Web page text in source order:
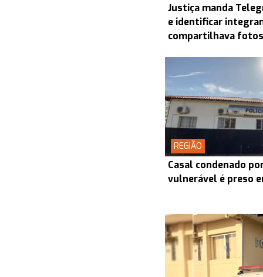
Justiça manda
e identificar
compartilhava
REGIÃO
Casal condenado
vulnerável é preso